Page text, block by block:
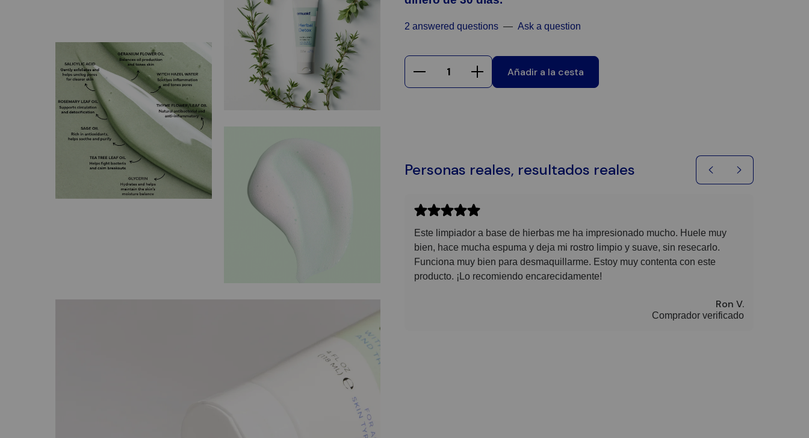
2 answered questions — Ask a question
Añadir a la cesta
Personas reales, resultados reales
Este limpiador a base de hierbas me ha impresionado mucho. Huele muy
bien, hace mucha espuma y deja mi rostro limpio y suave, sin resecarlo.
Funciona muy bien para desmaquillarme. Estoy muy contenta con este
producto. ¡Lo recomiendo encarecidamente!
Ron V.
Comprador verificado